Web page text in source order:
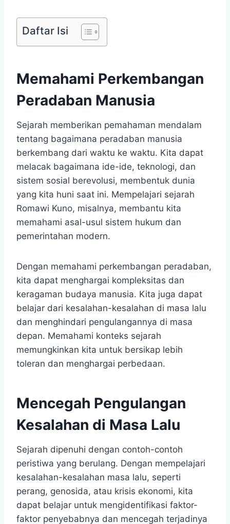
Daftar Isi
Memahami Perkembangan
Peradaban Manusia
Sejarah memberikan pemahaman mendalam
tentang bagaimana peradaban manusia
berkembang dari waktu ke waktu. Kita dapat
melacak bagaimana ide-ide, teknologi, dan
sistem sosial berevolusi, membentuk dunia
yang kita huni saat ini. Mempelajari sejarah
Romawi Kuno, misalnya, membantu kita
memahami asal-usul sistem hukum dan
pemerintahan modern.
Dengan memahami perkembangan peradaban,
kita dapat menghargai kompleksitas dan
keragaman budaya manusia. Kita juga dapat
belajar dari kesalahan-kesalahan di masa lalu
dan menghindari pengulangannya di masa
depan. Memahami konteks sejarah
memungkinkan kita untuk bersikap lebih
toleran dan menghargai perbedaan.
Mencegah Pengulangan
Kesalahan di Masa Lalu
Sejarah dipenuhi dengan contoh-contoh
peristiwa yang berulang. Dengan mempelajari
kesalahan-kesalahan masa lalu, seperti
perang, genosida, atau krisis ekonomi, kita
dapat belajar untuk mengidentifikasi faktor-
faktor penyebabnya dan mencegah terjadinya